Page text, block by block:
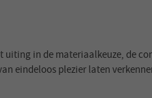
in de materiaalkeuze, de
eindeloos plezier laten